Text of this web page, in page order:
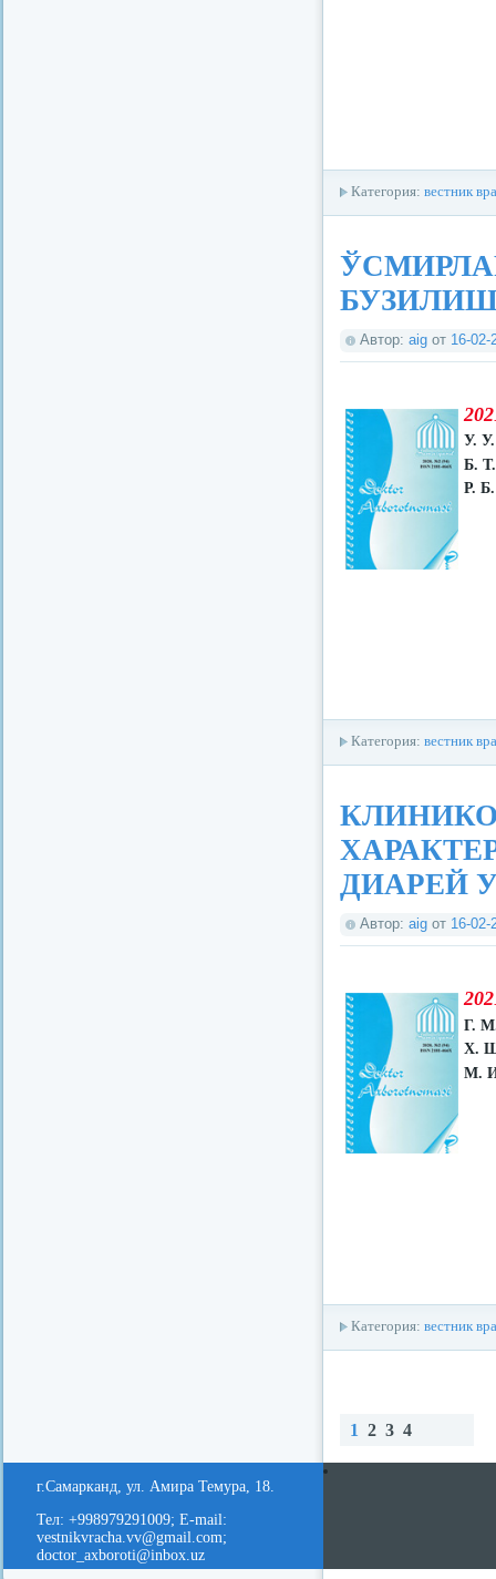
Категория: вестник
Автор: aig от 16-02-
У.
Б.
Р.
Категория: вестник
ДИАРЕЙ
Автор: aig от 16-02-
Г.
Х.
М.
Категория: вестник
1 2 3 4
г.Самарканд, ул. Амира Темура, 18.
Тел: +998979291009; E-mail:
vestnikvracha.vv@gmail.com;
doctor_axboroti@inbox.uz
redvid